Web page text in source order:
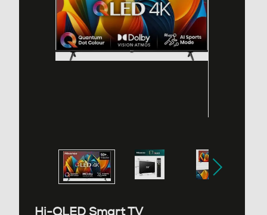
Rapporto contrasto xxx a 1
QLED Display Dolby Vision / HDR 10+ / HLG
HDR High Dinamic Range
Hi-QLED Smart TV